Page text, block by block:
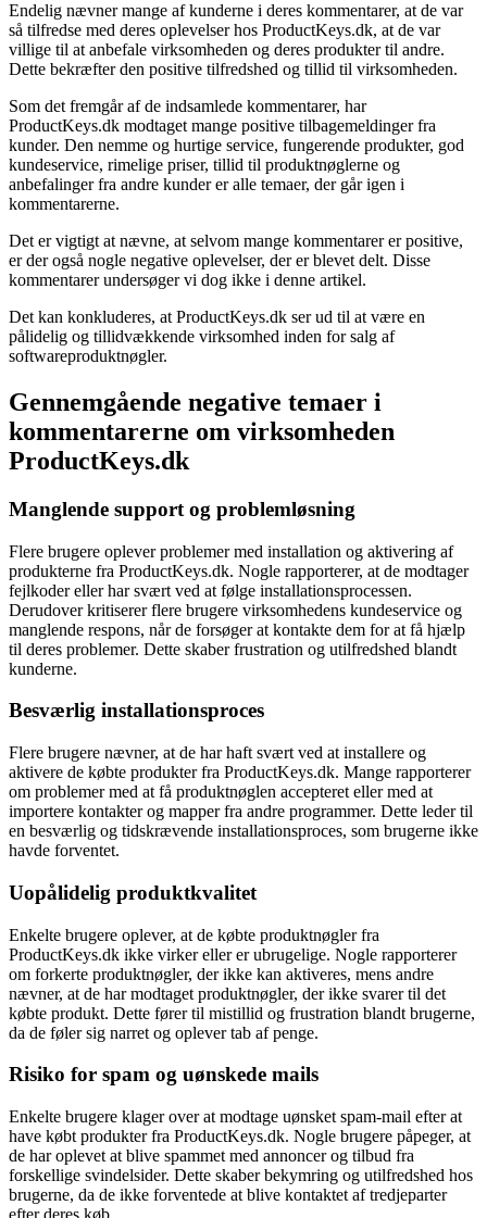
Endelig nævner mange af kunderne i deres kommentarer, at de var
så tilfredse med deres oplevelser hos ProductKeys.dk, at de var
villige til at anbefale virksomheden og deres produkter til andre.
Dette bekræfter den positive tilfredshed og tillid til virksomheden.
Som det fremgår af de indsamlede kommentarer, har
ProductKeys.dk modtaget mange positive tilbagemeldinger fra
kunder. Den nemme og hurtige service, fungerende produkter, god
kundeservice, rimelige priser, tillid til produktnøglerne og
anbefalinger fra andre kunder er alle temaer, der går igen i
kommentarerne.
Det er vigtigt at nævne, at selvom mange kommentarer er positive,
er der også nogle negative oplevelser, der er blevet delt. Disse
kommentarer undersøger vi dog ikke i denne artikel.
Det kan konkluderes, at ProductKeys.dk ser ud til at være en
pålidelig og tillidvækkende virksomhed inden for salg af
softwareproduktnøgler.
Gennemgående negative temaer i
kommentarerne om virksomheden
ProductKeys.dk
Manglende support og problemløsning
Flere brugere oplever problemer med installation og aktivering af
produkterne fra ProductKeys.dk. Nogle rapporterer, at de modtager
fejlkoder eller har svært ved at følge installationsprocessen.
Derudover kritiserer flere brugere virksomhedens kundeservice og
manglende respons, når de forsøger at kontakte dem for at få hjælp
til deres problemer. Dette skaber frustration og utilfredshed blandt
kunderne.
Besværlig installationsproces
Flere brugere nævner, at de har haft svært ved at installere og
aktivere de købte produkter fra ProductKeys.dk. Mange rapporterer
om problemer med at få produktnøglen accepteret eller med at
importere kontakter og mapper fra andre programmer. Dette leder til
en besværlig og tidskrævende installationsproces, som brugerne ikke
havde forventet.
Uopålidelig produktkvalitet
Enkelte brugere oplever, at de købte produktnøgler fra
ProductKeys.dk ikke virker eller er ubrugelige. Nogle rapporterer
om forkerte produktnøgler, der ikke kan aktiveres, mens andre
nævner, at de har modtaget produktnøgler, der ikke svarer til det
købte produkt. Dette fører til mistillid og frustration blandt brugerne,
da de føler sig narret og oplever tab af penge.
Risiko for spam og uønskede mails
Enkelte brugere klager over at modtage uønsket spam-mail efter at
have købt produkter fra ProductKeys.dk. Nogle brugere påpeger, at
de har oplevet at blive spammet med annoncer og tilbud fra
forskellige svindelsider. Dette skaber bekymring og utilfredshed hos
brugerne, da de ikke forventede at blive kontaktet af tredjeparter
efter deres køb.